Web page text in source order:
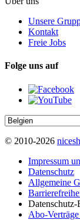
Unsere
Kontakt
Freie Jobs
Folge uns auf
© 2010-2026
Impressum
Datenschutz
Allgemeine
Datenschutz-
Abo-